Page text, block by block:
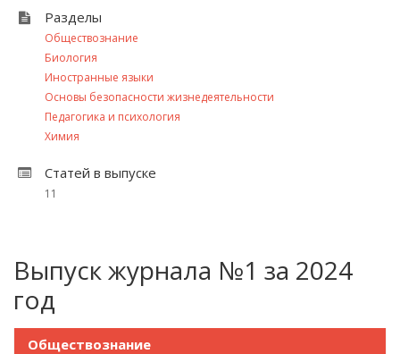
Разделы
Обществознание
Биология
Иностранные языки
Основы безопасности жизнедеятельности
Педагогика и психология
Химия
Статей в выпуске
11
Выпуск журнала №1 за 2024
год
Обществознание